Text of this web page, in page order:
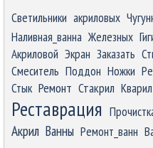
Светильники акриловых
Наливная_ванна Железных
Акриловой Экран Заказать
Смеситель Поддон Ножки
Стык Ремонт Стакрил Кварил
Реставрация
Акрил Ванны Ремонт_ванн